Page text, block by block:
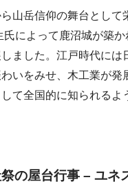
山岳信仰の舞台として
氏によって鹿沼城が築
ました。江戸時代には
いをみせ、木工業が発
して全国的に知られるよ
の屋台行事 – ユネ